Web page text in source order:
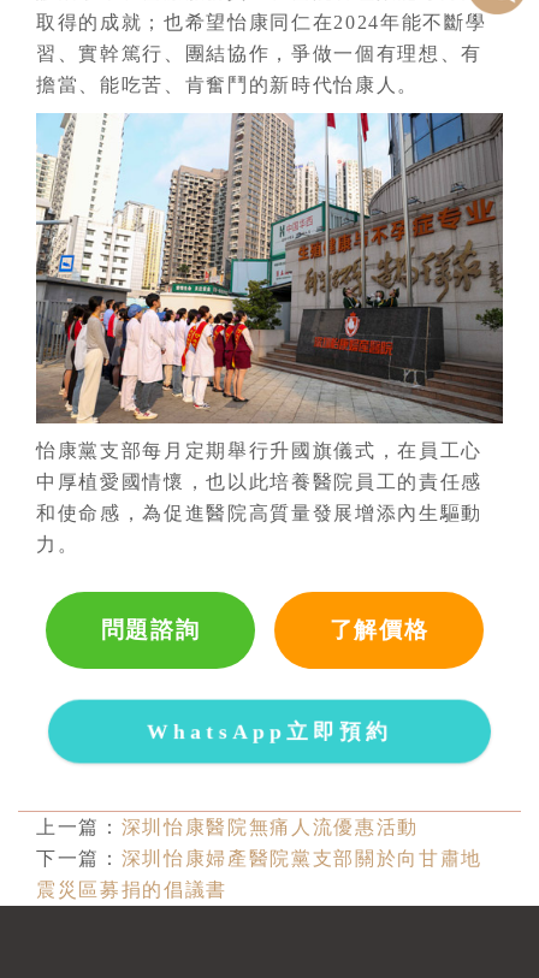
取得的成就；也希望怡康同仁在2024年能不斷學
習、實幹篤行、團結協作，爭做一個有理想、有
擔當、能吃苦、肯奮鬥的新時代怡康人。
怡康黨支部每月定期舉行升國旗儀式，在員工心
中厚植愛國情懷，也以此培養醫院員工的責任感
和使命感，為促進醫院高質量發展增添內生驅動
力。
問題諮詢 了解價格
WhatsApp立即預約
上一篇： 深圳怡康醫院無痛人流優惠活動
下一篇： 深圳怡康婦產醫院黨支部關於向甘肅地
震災區募捐的倡議書